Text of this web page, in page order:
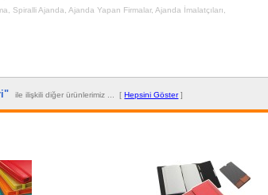
Spiralli Ajanda ,Ajanda Yapan Firmalar,Ajanda İmalatçıları
ile ilişkili diğer ürünlerimiz ... [Hepsini Göster]